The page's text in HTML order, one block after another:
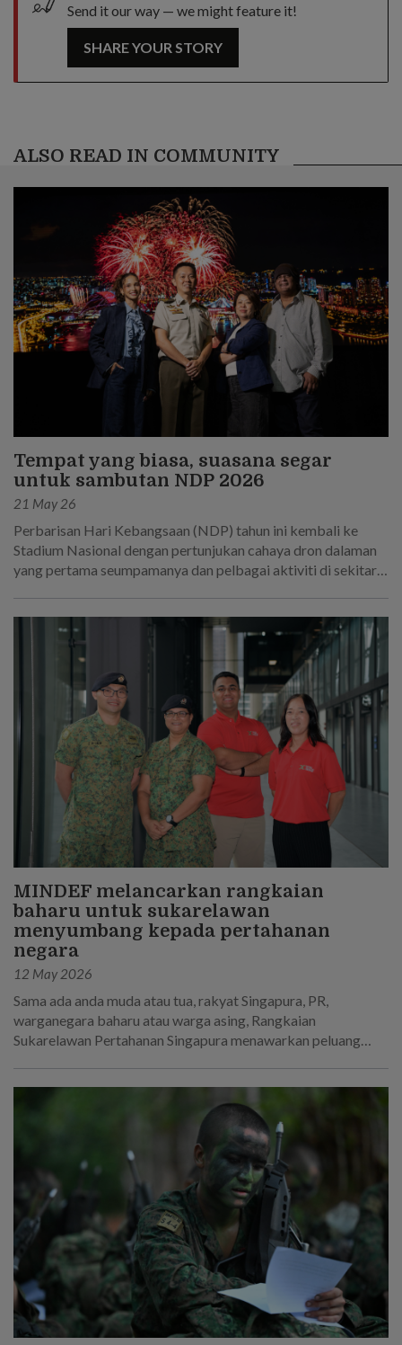
Send it our way — we might feature it!
SHARE YOUR STORY
ALSO READ IN COMMUNITY
Tempat yang biasa, suasana segar
untuk sambutan NDP 2026
21 May 26
Perbarisan Hari Kebangsaan (NDP) tahun ini kembali ke
Stadium Nasional dengan pertunjukan cahaya dron dalaman
yang pertama seumpamanya dan pelbagai aktiviti di sekitar
MINDEF melancarkan rangkaian
baharu untuk sukarelawan
menyumbang kepada pertahanan
negara
12 May 2026
Sama ada anda muda atau tua, rakyat Singapura, PR,
warganegara baharu atau warga asing, Rangkaian
Sukarelawan Pertahanan Singapura menawarkan peluang